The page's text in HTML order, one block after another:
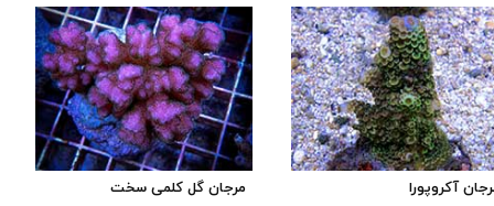
آکروپورا مرجان گل کلمی سخت